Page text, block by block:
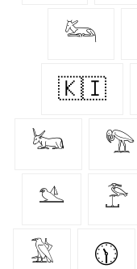
𓃛
🇰🇮
𓃜 𓅟
𓅎 𓅤
𓅁 🕦